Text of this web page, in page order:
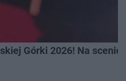
Górki 2026! Na scenie